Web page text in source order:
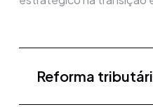
Reforma